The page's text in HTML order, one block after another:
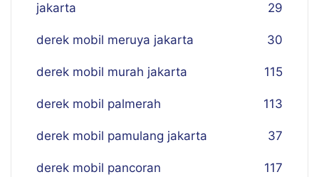
jakarta 29
derek mobil meruya jakarta 30
derek mobil murah jakarta 115
derek mobil palmerah 113
derek mobil pamulang jakarta 37
derek mobil pancoran 117